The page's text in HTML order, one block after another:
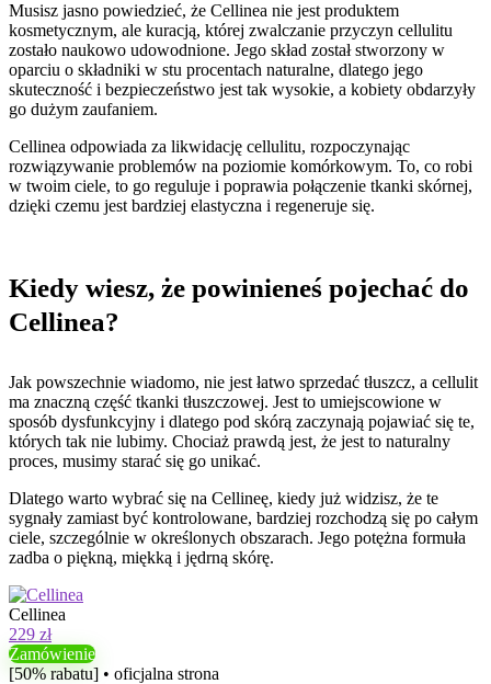
Musisz jasno powiedzieć, że Cellinea nie jest produktem
kosmetycznym, ale kuracją, której zwalczanie przyczyn cellulitu
zostało naukowo udowodnione. Jego skład został stworzony w
oparciu o składniki w stu procentach naturalne, dlatego jego
skuteczność i bezpieczeństwo jest tak wysokie, a kobiety obdarzyły
go dużym zaufaniem.
Cellinea odpowiada za likwidację cellulitu, rozpoczynając
rozwiązywanie problemów na poziomie komórkowym. To, co robi
w twoim ciele, to go reguluje i poprawia połączenie tkanki skórnej,
dzięki czemu jest bardziej elastyczna i regeneruje się.
Kiedy wiesz, że powinieneś pojechać do
Cellinea?
Jak powszechnie wiadomo, nie jest łatwo sprzedać tłuszcz, a cellulit
ma znaczną część tkanki tłuszczowej. Jest to umiejscowione w
sposób dysfunkcyjny i dlatego pod skórą zaczynają pojawiać się te,
których tak nie lubimy. Chociaż prawdą jest, że jest to naturalny
proces, musimy starać się go unikać.
Dlatego warto wybrać się na Cellineę, kiedy już widzisz, że te
sygnały zamiast być kontrolowane, bardziej rozchodzą się po całym
ciele, szczególnie w określonych obszarach. Jego potężna formuła
zadba o piękną, miękką i jędrną skórę.
Cellinea
229 zł
Zamówienie
[50% rabatu] • oficjalna strona